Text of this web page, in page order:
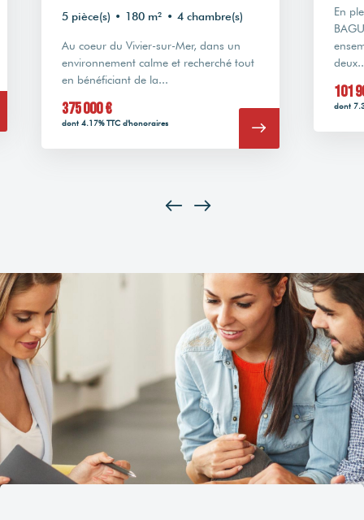
5 pièce(s) • 180 m² • 4 chambre(s)
Au coeur du Vivier-sur-Mer, dans un
environnement calme et recherché tout
en bénéficiant de la...
375 000 €
dont 4.17% TTC d'honoraires
En
101
dont